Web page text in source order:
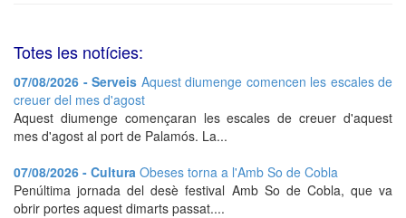
Totes les notícies:
07/08/2026 - Serveis Aquest diumenge comencen les escales de
creuer del mes d'agost
Aquest diumenge començaran les escales de creuer d'aquest
mes d'agost al port de Palamós. La...
07/08/2026 - Cultura Obeses torna a l'Amb So de Cobla
Penúltima jornada del desè festival Amb So de Cobla, que va
obrir portes aquest dimarts passat....